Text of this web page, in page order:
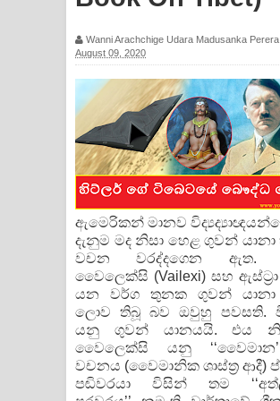
Pemwanthiye Song Lyrics -
පෙම්වන්තියේ ගීතයේ පද පෙළ
Manobhawa Song Lyrics -
ගීතයේ පද පෙළ
Akahe Indala Song Lyrics -
ඉඳලා ගීතයේ පද පෙළ
Raawaya Song Lyrics -
පද පෙළ
Saddeta Denna Song Lyrics
දෙන්න ගීතයේ පද පෙළ
Wanni Arachchige Udara Madusanka Perera
August 09, 2020
ඇමෙරිකන් මානව
දැනුම මද නිසා හෙළ ගුවන් යානා
වචන වරද්දගෙන ඇත.
වෛලෙක්සි (Vailexi) සහ ඇස්ට්‍රා
යන වර්ග තුනක ගුවන් යානා
ලොව තිබූ බව ඔවුහු පවසති.
යනු ගුවන් යානයයි. එය
වෛලෙක්සි යනු
වචනය (වෛමානික ශාස්ත්‍ර ආදී)
පඬිවරයා විසින් තම